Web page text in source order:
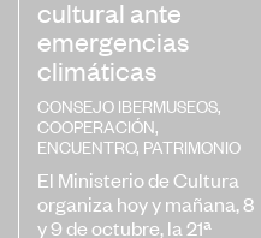
cultural ante
emergencias
climáticas
CONSEJO IBERMUSEOS,
COOPERACIÓN,
ENCUENTRO, PATRIMONIO
El Ministerio de Cultura
organiza hoy y mañana, 8
y 9 de octubre, la 21ª